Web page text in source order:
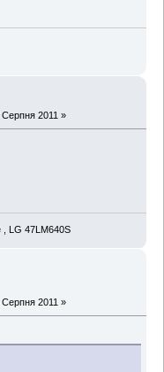
2011 »
, LG 47LM640S
2011 »